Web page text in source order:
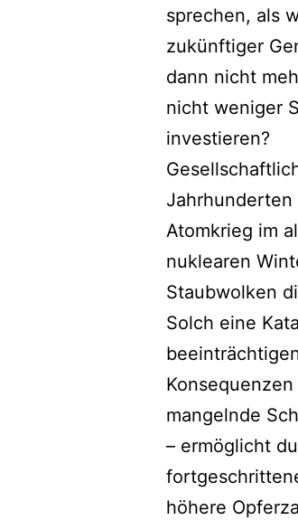
sprechen, als
zukünftiger
dann nicht
nicht weniger
investieren?
Atomkrieg im
nuklearen
Staubwolken
Solch eine
mangelnde
– ermöglicht
höhere